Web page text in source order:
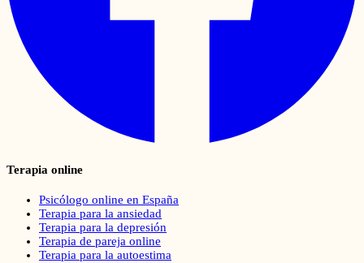
Terapia online
Psicólogo online en España
Terapia para la ansiedad
Terapia para la depresión
Terapia de pareja online
Terapia para la autoestima